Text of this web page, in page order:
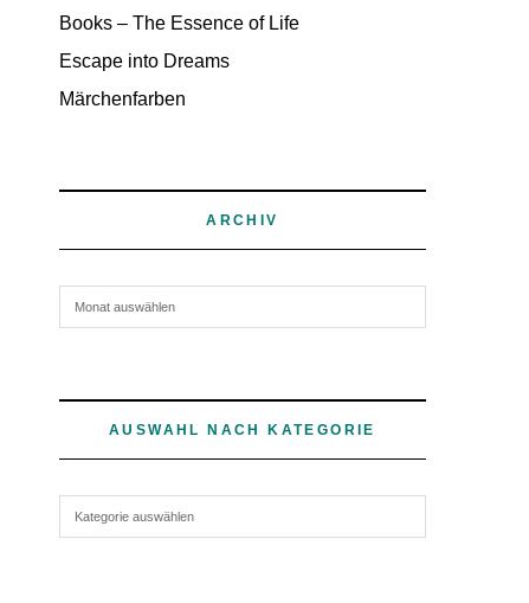
Books – The Essence of Life
Escape into Dreams
Märchenfarben
ARCHIV
AUSWAHL NACH KATEGORIE